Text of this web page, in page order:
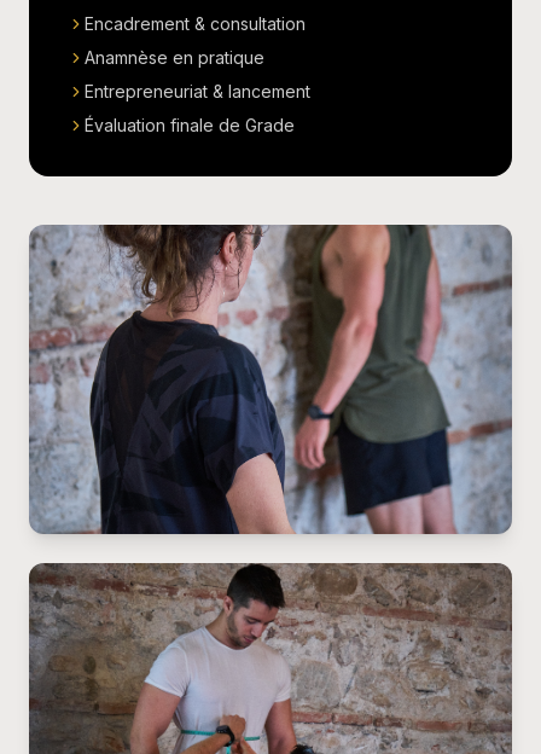
Encadrement & consultation
Anamnèse en pratique
Entrepreneuriat & lancement
Évaluation finale de Grade